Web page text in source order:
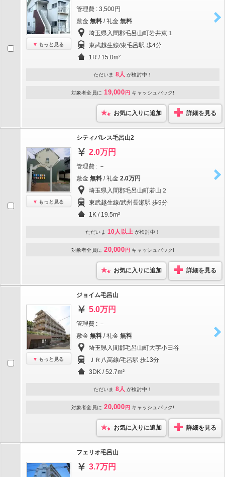
もっと見る
管理費 : 3,500円
敷金 無料 / 礼金 無料
埼玉県入間郡毛呂山町岩井東１
東武越生線/東毛呂駅 歩4分
1R / 15.0m²
ただいま 8人 が検討中！
対象者全員に 19,000 円 キャッシュバック!
お気に入りに追加 詳細を見る
もっと見る
シティパレス毛呂山2
2.0万円
管理費 : －
敷金 無料 / 礼金 2.0万円
埼玉県入間郡毛呂山町若山２
東武越生線/武州長瀬駅 歩9分
1K / 19.5m²
ただいま 10人以上 が検討中！
対象者全員に 20,000 円 キャッシュバック!
お気に入りに追加 詳細を見る
もっと見る
ジョイム毛呂山
5.0万円
管理費 : －
敷金 無料 / 礼金 無料
埼玉県入間郡毛呂山町大字小田谷
ＪＲ八高線/毛呂駅 歩13分
3DK / 52.7m²
ただいま 8人 が検討中！
対象者全員に 20,000 円 キャッシュバック!
お気に入りに追加 詳細を見る
フェリオ毛呂山
3.7万円